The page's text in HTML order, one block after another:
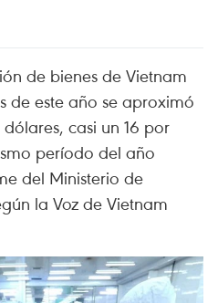
de bienes de Vietnam
de este año se aproximó
casi un 16 por
período del año
del Ministerio de
la Voz de Vietnam